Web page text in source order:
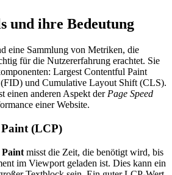
und ihre Bedeutung
eine Sammlung von Metriken, die
für die Nutzererfahrung erachtet. Sie
Largest Contentful Paint
und Cumulative Layout Shift (CLS).
einen anderen Aspekt der Page Speed
einer Website.
(LCP)
misst die Zeit, die benötigt wird, bis
im Viewport geladen ist. Dies kann ein